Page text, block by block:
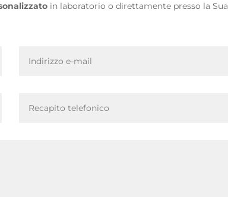
in laboratorio o direttamente presso la Sua